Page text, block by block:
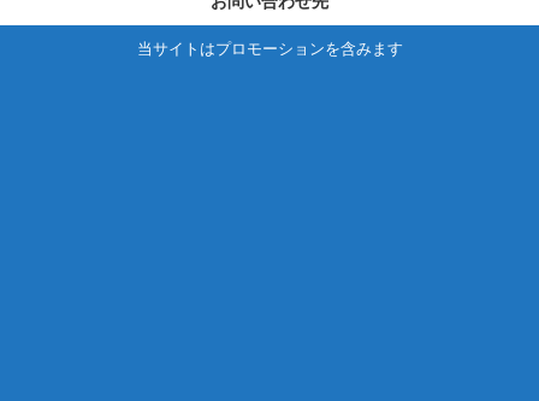
当サイトはプロモーションを含みます